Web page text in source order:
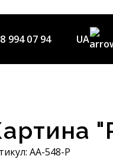
994 07 94 UA
EN
UA
AA-548-P